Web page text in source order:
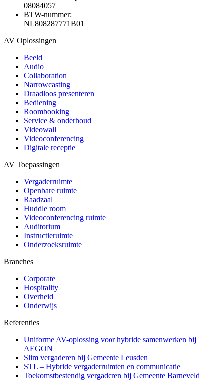
08084057
BTW-nummer:
NL808287771B01
AV Oplossingen
Beeld
Audio
Collaboration
Narrowcasting
Draadloos presenteren
Bediening
Roombooking
Service & onderhoud
Videowall
Videoconferencing
Digitale receptie
AV Toepassingen
Vergaderruimte
Openbare ruimte
Raadzaal
Huddle room
Videoconferencing ruimte
Auditorium
Instructieruimte
Onderzoeksruimte
Branches
Corporate
Hospitality
Overheid
Onderwijs
Referenties
Uniforme AV-oplossing voor hybride samenwerken bij
AEGON
Slim vergaderen bij Gemeente Leusden
STL – Hybride vergaderruimten en communicatie
Toekomstbestendig vergaderen bij Gemeente Barneveld